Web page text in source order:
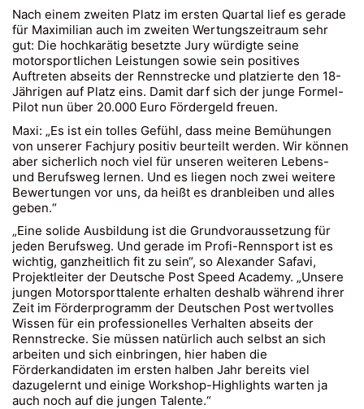
Nach einem zweiten Platz im ersten Quartal lief es gerade
für Maximilian auch im zweiten Wertungszeitraum sehr
gut: Die hochkarätig besetzte Jury würdigte seine
motorsportlichen Leistungen sowie sein positives
Auftreten abseits der Rennstrecke und platzierte den 18-
Jährigen auf Platz eins. Damit darf sich der junge Formel-
Pilot nun über 20.000 Euro Fördergeld freuen.
Maxi: „Es ist ein tolles Gefühl, dass meine Bemühungen
von unserer Fachjury positiv beurteilt werden. Wir können
aber sicherlich noch viel für unseren weiteren Lebens-
und Berufsweg lernen. Und es liegen noch zwei weitere
Bewertungen vor uns, da heißt es dranbleiben und alles
geben.“
„Eine solide Ausbildung ist die Grundvoraussetzung für
jeden Berufsweg. Und gerade im Profi-Rennsport ist es
wichtig, ganzheitlich fit zu sein“, so Alexander Safavi,
Projektleiter der Deutsche Post Speed Academy. „Unsere
jungen Motorsporttalente erhalten deshalb während ihrer
Zeit im Förderprogramm der Deutschen Post wertvolles
Wissen für ein professionelles Verhalten abseits der
Rennstrecke. Sie müssen natürlich auch selbst an sich
arbeiten und sich einbringen, hier haben die
Förderkandidaten im ersten halben Jahr bereits viel
dazugelernt und einige Workshop-Highlights warten ja
auch noch auf die jungen Talente.“